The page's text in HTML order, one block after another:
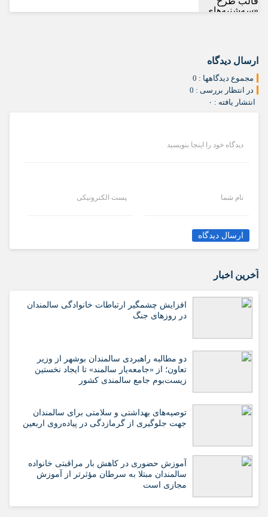
ارسال دیدگاه
مجموع دیدگاهها : 0
در انتظار بررسی : 0
انتشار یافته : ۰
دیدگاه خود را اینجا بنویسید
نام شما پست الکترونیکی
ارسال دیدگاه
آخرین اخبار
افزایش چشمگیر ارتباطات خانوادگی سالمندان
در روزهای جنگ
دو مطالبه راهبردی سالمندان بوشهر از وزیر
تعاون؛ از «جامعه‌یار سالمند» تا ایجاد نخستین
زیست‌بوم جامع سالمندی کشور
️توصیه‌های بهداشتی و سلامتی برای سالمندان
جهت جلوگیری از گرمازدگی در پیاده‌روی اربعین
آموزش حضوری در کاهش بار مراقبتی خانواده
سالمندان مبتلا به سرطان مؤثرتر از آموزش
مجازی است